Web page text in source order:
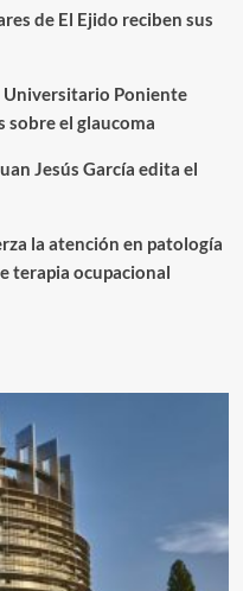
de El Ejido reciben sus
Universitario Poniente
sobre el glaucoma
Jesús García edita el
la atención en patología
terapia ocupacional